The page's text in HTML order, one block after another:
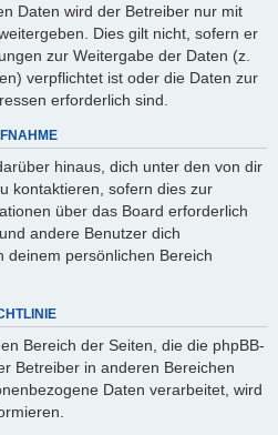
Daten wird der Betreiber nur mit
Dies gilt nicht, sofern er
zur Weitergabe der Daten (z.
verpflichtet ist oder die Daten zur
erforderlich sind.
hinaus, dich unter den von dir
kontaktieren, sofern dies zur
über das Board erforderlich
andere Benutzer dich
deinem persönlichen Bereich
Bereich der Seiten, die die phpBB-
Betreiber in anderen Bereichen
Daten verarbeitet, wird